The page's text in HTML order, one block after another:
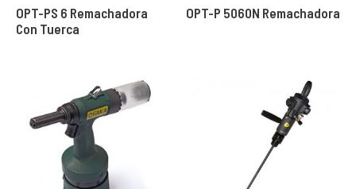
OPT-PS 6 Remachadora
Con Tuerca
OPT-P 5060N Remachadora